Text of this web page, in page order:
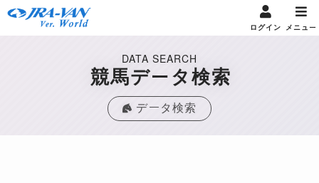
ログイン メニュー
DATA SEARCH
競馬データ検索
データ検索